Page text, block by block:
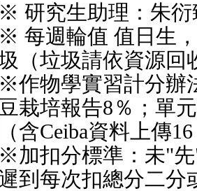
※ 研究生助理：朱衍
※ 每週輪值 值日生
（垃圾請依資源回
※作物學實習計分辦
栽培報告8％；單
（含Ceiba資料上傳
※加扣分標準：未"
到每次扣總分二分